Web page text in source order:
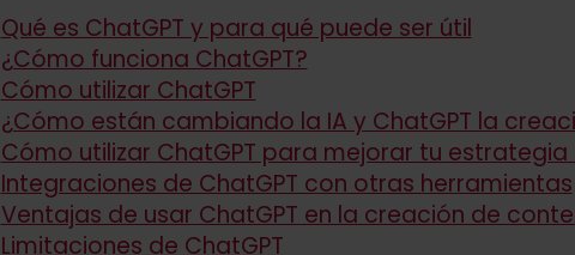
Qué es ChatGPT y para qué puede ser útil
¿Cómo funciona ChatGPT?
Cómo utilizar ChatGPT
¿Cómo están cambiando la IA y ChatGPT la
Cómo utilizar ChatGPT para mejorar tu estrategia
Integraciones de ChatGPT con otras herramientas
Ventajas de usar ChatGPT en la creación de
Limitaciones de ChatGPT